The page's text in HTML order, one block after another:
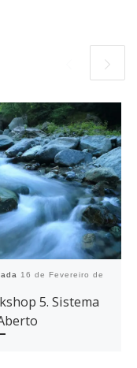
16 de Fevereiro de
5. Sistema